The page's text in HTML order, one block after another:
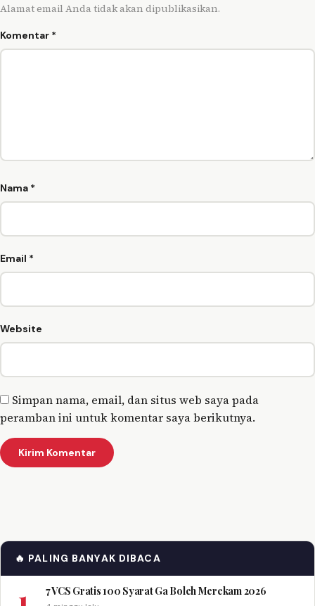
Alamat email Anda tidak akan dipublikasikan.
Komentar *
Nama *
Email *
Website
Simpan nama, email, dan situs web saya pada
peramban ini untuk komentar saya berikutnya.
🔥 PALING BANYAK DIBACA
1 7 VCS Gratis 100 Syarat Ga Boleh Merekam 2026